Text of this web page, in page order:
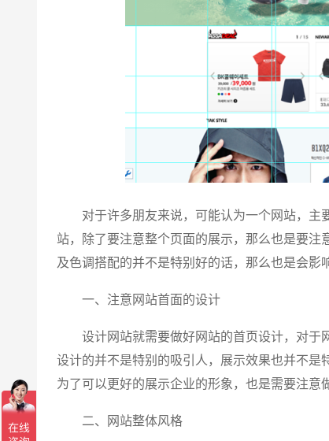
对于许多朋友来说，可能认为一个网站，主
站，除了要注意整个页面的展示，那么也是要
及色调搭配的并不是特别好的话，那么也是会影
一、注意网站首面的设计
设计网站就需要做好网站的首页设计，对于
设计的并不是特别的吸引人，展示效果也并不是
为了可以更好的展示企业的形象，也是需要注意
二、网站整体风格